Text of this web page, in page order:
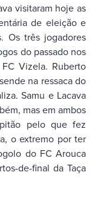
visitaram hoje as
de eleição e
Os três jogadores
do passado nos
Vizela. Ruberto
na ressaca do
Samu e Lacava
mas em ambos
pelo que fez
o extremo por ter
do FC Arouca
de-final da Taça